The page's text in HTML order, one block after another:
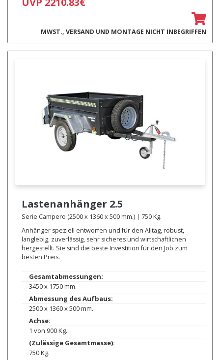
MWST., VERSAND UND MONTAGE NICHT INBEGRIFFEN
Lastenanhänger 2.5
Serie Campero (2500 x 1360 x 500 mm.) | 750 Kg.
Anhänger speziell entworfen und für den Alltag, robust,
langlebig, zuverlässig, sehr sicheres und wirtschaftlichen
hergestellt. Sie sind die beste Investition für den Job zum
besten Preis.
Gesamtabmessungen:
3450 x 1750 mm.
Abmessung des Aufbaus:
2500 x 1360 x 500 mm.
Achse:
1 von 900 Kg.
(Zulässige Gesamtmasse):
750 Kg.